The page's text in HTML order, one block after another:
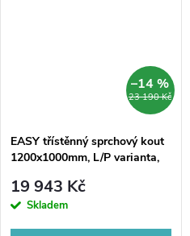
23 190 Kč
–14 %
EASY třístěnný sprchový kout
1200x1000mm, L/P varianta,
19 943 Kč
Skladem